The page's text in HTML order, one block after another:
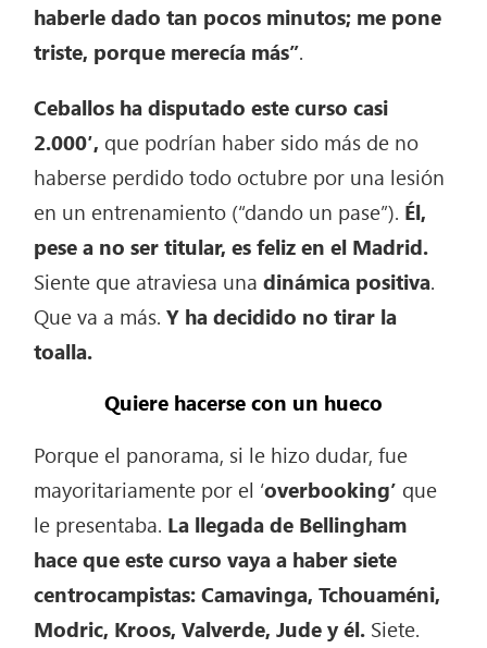
haberle dado tan pocos minutos; me pone
triste, porque merecía más”.
Ceballos ha disputado este curso casi
2.000′, que podrían haber sido más de no
haberse perdido todo octubre por una lesión
en un entrenamiento (“dando un pase”). Él,
pese a no ser titular, es feliz en el Madrid.
Siente que atraviesa unadinámica positiva.
Que va a más.Y ha decidido no tirar la
toalla.
Quiere hacerse con un hueco
Porque el panorama, si le hizo dudar, fue
mayoritariamente por el ‘overbooking’ que
le presentaba. La llegada de Bellingham
hace que este curso vaya a haber siete
centrocampistas: Camavinga, Tchouaméni,
Modric, Kroos, Valverde, Jude y él. Siete.